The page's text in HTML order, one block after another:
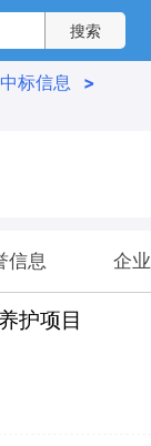
中标信息
>
信息 企
护项目